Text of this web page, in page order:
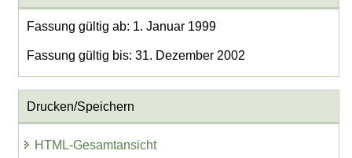
Fassung gültig ab: 1. Januar 1999
Fassung gültig bis: 31. Dezember 2002
Drucken/Speichern
HTML-Gesamtansicht